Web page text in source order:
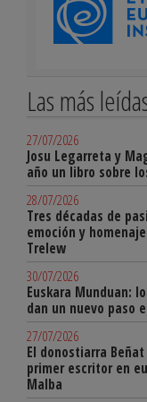
Las más
27/07/2026
Josu Legarreta y
año un libro sobre
28/07/2026
Tres décadas de
emoción y
Trelew
30/07/2026
Euskara Munduan:
dan un nuevo paso
27/07/2026
El donostiarra
primer escritor en
Malba